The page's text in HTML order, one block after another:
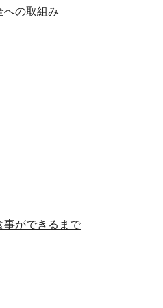
への取組み
事ができるまで